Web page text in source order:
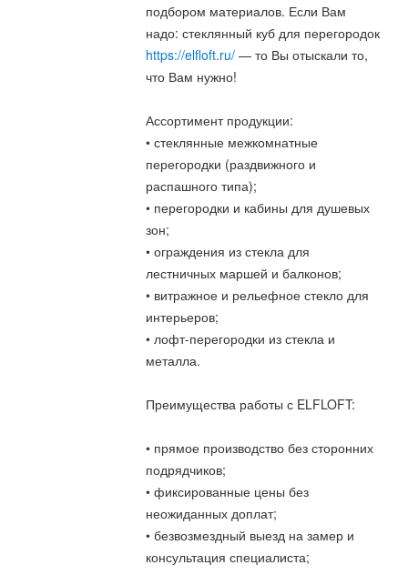
подбором материалов. Если Вам
надо: стеклянный куб для перегородок
https://elfloft.ru/ — то Вы отыскали то,
что Вам нужно!
Ассортимент продукции:
• стеклянные межкомнатные
перегородки (раздвижного и
распашного типа);
• перегородки и кабины для душевых
зон;
• ограждения из стекла для
лестничных маршей и балконов;
• витражное и рельефное стекло для
интерьеров;
• лофт-перегородки из стекла и
металла.
Преимущества работы с ELFLOFT:
• прямое производство без сторонних
подрядчиков;
• фиксированные цены без
неожиданных доплат;
• безвозмездный выезд на замер и
консультация специалиста;